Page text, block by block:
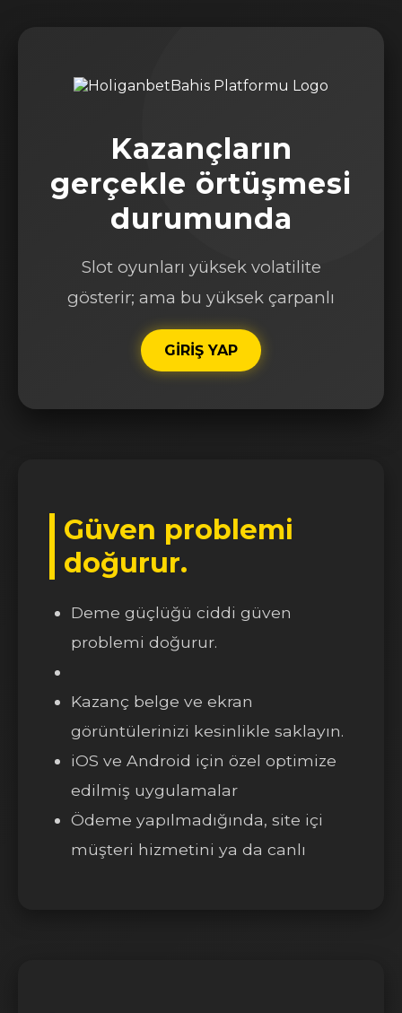
Kazançların
gerçekle örtüşmesi
durumunda
Slot oyunları yüksek volatilite
gösterir; ama bu yüksek çarpanlı
GİRİŞ YAP
Güven problemi
doğurur.
Deme güçlüğü ciddi güven
problemi doğurur.
Kazanç belge ve ekran
görüntülerinizi kesinlikle saklayın.
iOS ve Android için özel optimize
edilmiş uygulamalar
Ödeme yapılmadığında, site içi
müşteri hizmetini ya da canlı